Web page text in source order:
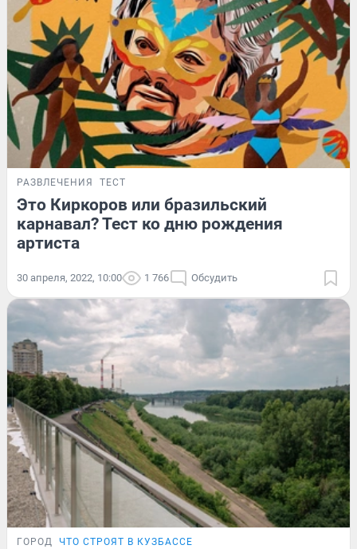
РАЗВЛЕЧЕНИЯ ТЕСТ
Это Киркоров или бразильский
карнавал? Тест ко дню рождения
артиста
30 апреля, 2022, 10:00 1 766 Обсудить
ГОРОД ЧТО СТРОЯТ В КУЗБАССЕ